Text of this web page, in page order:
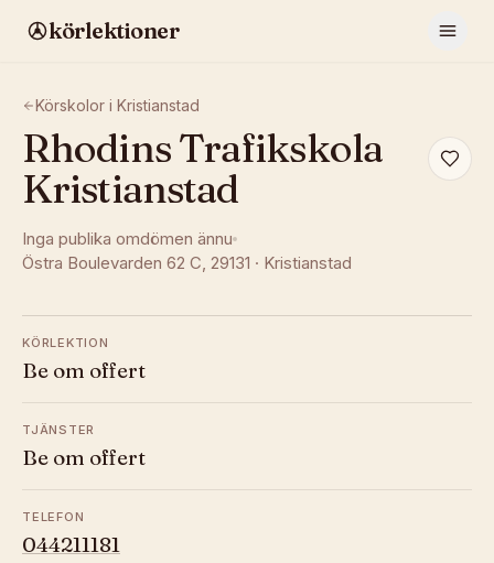
körlektioner
Körskolor i Kristianstad
Rhodins Trafikskola
Kristianstad
Inga publika omdömen ännu
Östra Boulevarden 62 C, 29131 · Kristianstad
KÖRLEKTION
Be om offert
TJÄNSTER
Be om offert
TELEFON
044211181